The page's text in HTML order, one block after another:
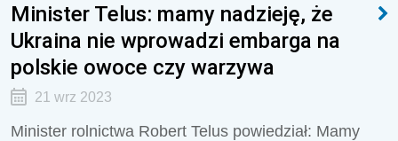
Minister Telus: mamy nadzieję, że
Ukraina nie wprowadzi embarga na
polskie owoce czy warzywa
21 wrz 2023
Minister rolnictwa Robert Telus powiedział: Mamy